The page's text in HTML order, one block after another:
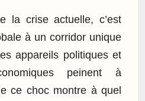
la crise actuelle, c’est
à un corridor unique
appareils politiques et
peinent à
ce choc montre à quel